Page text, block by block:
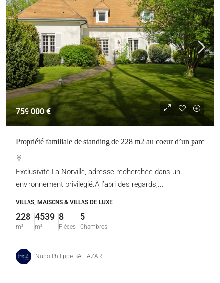
759 000 €
Propriété familiale de standing de 228 m2 au coeur d’un parc
Exclusivité La Norville, adresse recherchée dans un
environnement privilégié.À l’abri des regards,...
VILLAS, MAISONS & VILLAS DE LUXE
228
m²
4539
m²
8
Pièces
5
Chambres
Nuno Philippe BALTAZAR